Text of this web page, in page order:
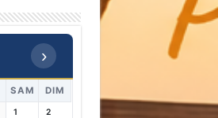
›
SAM DIM
1 2